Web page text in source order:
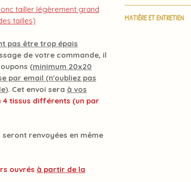
tailler légèrement grand
tailles)
pas être trop épais
de votre commande, il
(minimum 20x20
par email (n'oubliez pas
. Cet envoi sera à vos
4 tissus différents (un par
renvoyées en même
ouvrés à partir de la
Tous les numéros
de la fiche produit.
m'indiquez
XS S
MATIÈRE ET ENTRETIEN